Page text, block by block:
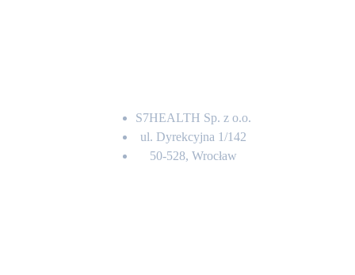
S7HEALTH Sp. z o.o.
ul. Dyrekcyjna 1/142
50-528, Wrocław